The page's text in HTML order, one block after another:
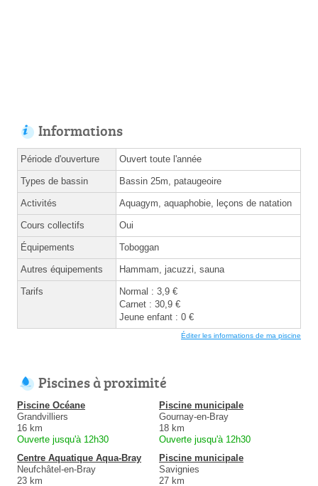
Informations
Période d'ouverture Ouvert toute l'année
Types de bassin Bassin 25m, pataugeoire
Activités Aquagym, aquaphobie, leçons de natation
Cours collectifs Oui
Équipements Toboggan
Autres équipements Hammam, jacuzzi, sauna
Tarifs
Normal : 3,9 €
Carnet : 30,9 €
Jeune enfant : 0 €
Éditer les informations de ma piscine
Piscines à proximité
Piscine Océane
Grandvilliers
16 km
Ouverte jusqu'à 12h30
Piscine municipale
Gournay-en-Bray
18 km
Ouverte jusqu'à 12h30
Centre Aquatique Aqua-Bray
Neufchâtel-en-Bray
23 km
Piscine municipale
Savignies
27 km